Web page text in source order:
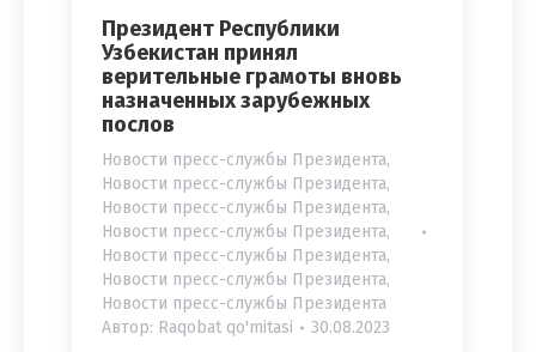
Президент Республики
Узбекистан принял
верительные грамоты вновь
назначенных зарубежных
послов
Новости пресс-службы Президента,
Новости пресс-службы Президента,
Новости пресс-службы Президента,
Новости пресс-службы Президента,
Новости пресс-службы Президента,
Новости пресс-службы Президента,
Новости пресс-службы Президента
Автор: Raqobat qo'mitasi 30.08.2023